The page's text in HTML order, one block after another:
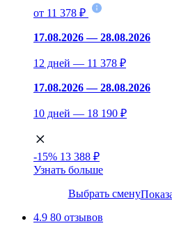
от 11 378 ₽
17.08.2026 — 28.08.2026
12 дней — 11 378 ₽
17.08.2026 — 28.08.2026
10 дней — 18 190 ₽
-15% 13 388 ₽
Узнать больше
Выбрать смену
4.9 80 отзывов